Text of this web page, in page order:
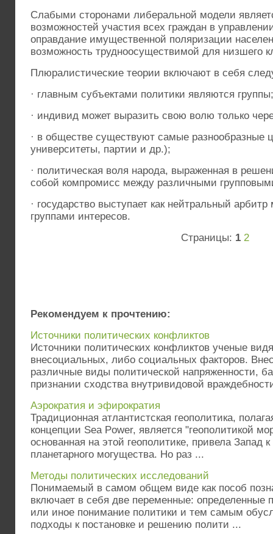
Слабыми сторонами либеральной модели
возможностей участия всех граждан в
оправдание имущественной поляризации
возможность трудноосуществимой для низшего
Плюралистические теории включают в себя
· главным субъектами политики являются группы;
· индивид может выразить свою волю только
· в обществе существуют самые
университеты, партии и др.);
· политическая воля народа, выраженная в
собой компромисс между различными
· государство выступает как нейтральный
группами интересов.
Страницы: 1 2
Рекомендуем к прочтению:
Источники политических конфликтов
Источники политических конфликтов ученые
внесоциальных, либо социальных факторов.
различные виды политической напряженности,
признании сходства внутривидовой
Аэрократия и эфирократия
Традиционная атлантистская геополитика,
концепции Sea Power, является "геополитикой
основанная на этой геополитике, привела Запад
планетарного могущества. Но раз ...
Методы политических исследований
Понимаемый в самом общем виде как пособ
включает в себя две переменные:
или иное понимание политики и тем самым
подходы к постановке и решению полити ...